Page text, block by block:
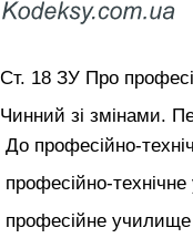
Ст. 18 ЗУ Про
Чинний зі змінами.
До професійно-
професійно-
професійне училище